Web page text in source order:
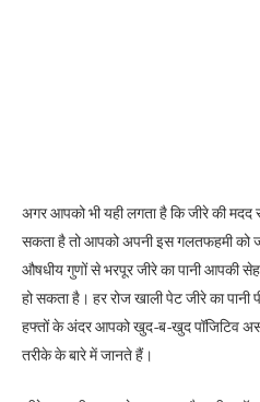
अगर आपको भी यही लगता है कि जीरे की मदद
सकता है तो आपको अपनी इस गलतफहमी को
औषधीय गुणों से भरपूर जीरे का पानी आपकी
हो सकता है। हर रोज खाली पेट जीरे का
हफ्तों के अंदर आपको खुद-ब-खुद पॉजिटिव
तरीके के बारे में जानते हैं।